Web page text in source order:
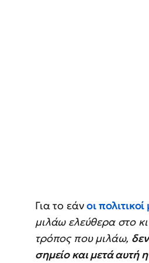
Για το εάνοι
μιλάω ελεύθερα στο
τρόπος που μιλάω,
σημείο και μετά αυτή